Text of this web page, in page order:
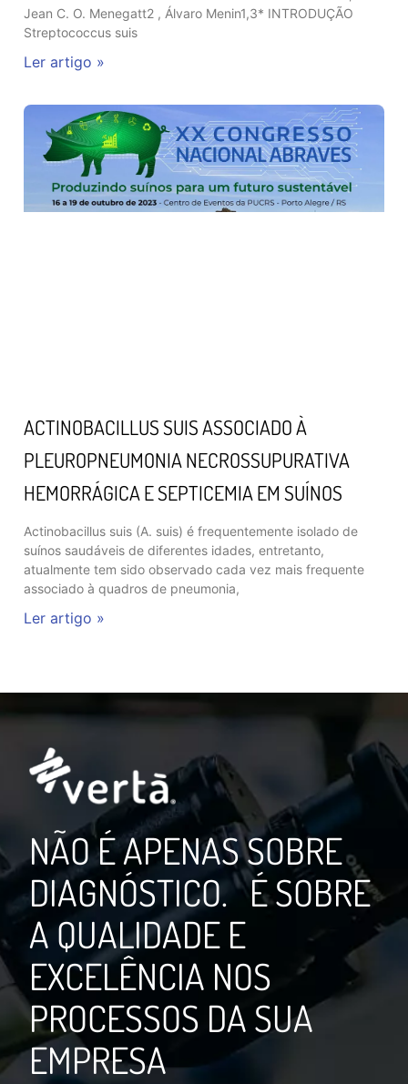
Jean C. O. Menegatt2 , Álvaro Menin1,3* INTRODUÇÃO
Streptococcus suis
Ler artigo »
ACTINOBACILLUS SUIS ASSOCIADO À
PLEUROPNEUMONIA NECROSSUPURATIVA
HEMORRÁGICA E SEPTICEMIA EM SUÍNOS
Actinobacillus suis (A. suis) é frequentemente isolado de
suínos saudáveis de diferentes idades, entretanto,
atualmente tem sido observado cada vez mais frequente
associado à quadros de pneumonia,
Ler artigo »
NÃO É APENAS SOBRE
DIAGNÓSTICO. É SOBRE
A QUALIDADE E
EXCELÊNCIA NOS
PROCESSOS DA SUA
EMPRESA